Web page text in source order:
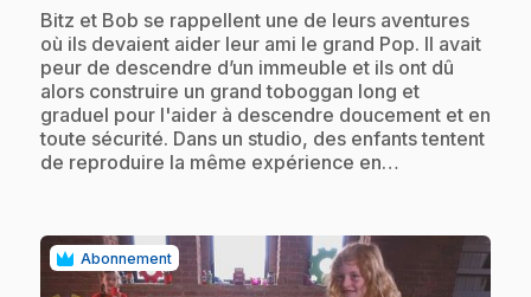
.Bitz et Bob se rappellent une de leurs aventures
où ils devaient aider leur ami le grand Pop. Il avait
peur de descendre d’un immeuble et ils ont dû
alors construire un grand toboggan long et
graduel pour l'aider à descendre doucement et en
toute sécurité. Dans un studio, des enfants tentent
de reproduire la même expérience en…
Abonnement